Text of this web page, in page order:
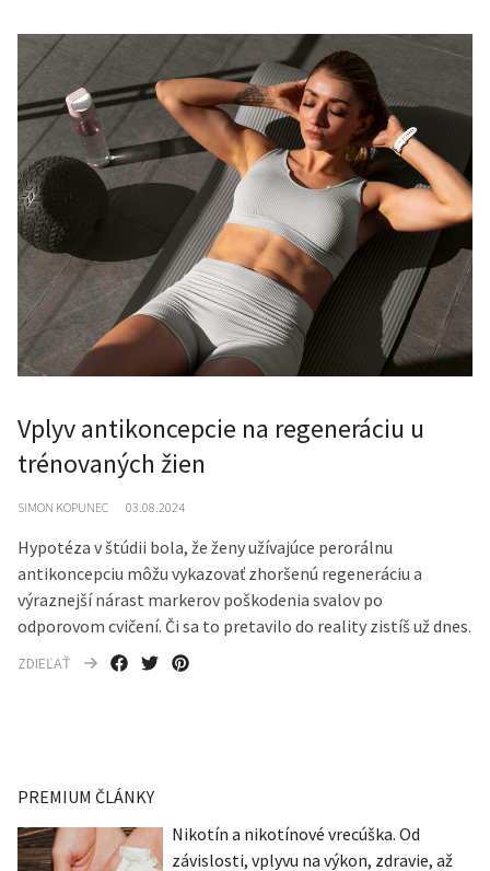
Vplyv antikoncepcie na regeneráciu u
trénovaných žien
SIMON KOPUNEC 03.08.2024
Hypotéza v štúdii bola, že ženy užívajúce perorálnu
antikoncepciu môžu vykazovať zhoršenú regeneráciu a
výraznejší nárast markerov poškodenia svalov po
odporovom cvičení. Či sa to pretavilo do reality zistíš už dnes.
ZDIEĽAŤ
PREMIUM ČLÁNKY
Nikotín a nikotínové vrecúška. Od
závislosti, vplyvu na výkon, zdravie, až